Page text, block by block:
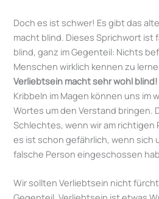
Doch es ist schwer! Es gibt das
macht blind. Dieses Sprichwort ist
blind, ganz im Gegenteil: Nichts
Menschen wirklich kennen zu
Verliebtsein macht sehr wohl blind!
Kribbeln im Magen können uns im
Wortes um den Verstand bringen.
Schlechtes, wenn wir am richtigen
es ist schon gefährlich, wenn sich
falsche Person eingeschossen
Wir sollten Verliebtsein nicht